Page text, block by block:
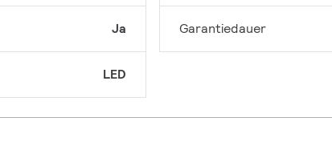
Ja
LED
Garantiedauer